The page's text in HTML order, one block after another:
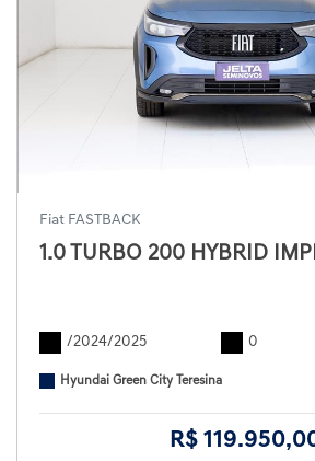
Fiat FASTBACK
1.0 TURBO 200 HYBRID
/2024/2025 0
Hyundai Green City Teresina
R$